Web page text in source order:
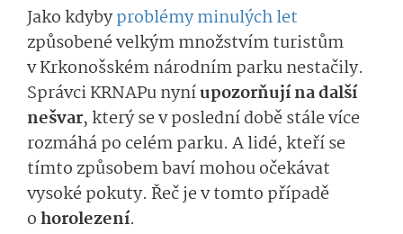
Jako kdybyproblémy minulých let
způsobené velkým množstvím turistům
v Krkonošském národním parku nestačily.
Správci KRNAPu nyníupozorňují na další
nešvar, který se v poslední době stále více
rozmáhá po celém parku. A lidé, kteří se
tímto způsobem baví mohou očekávat
vysoké pokuty. Řeč je v tomto případě
ohorolezení.